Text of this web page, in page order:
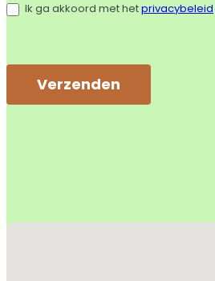
Ik ga akkoord met hetprivacybeleid
Verzenden
Geen locaties gevonden